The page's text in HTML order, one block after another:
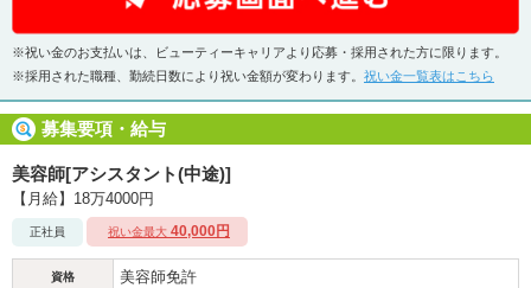
※祝い金のお支払いは、ビューティーキャリアより応募・採用された方に限ります。
※採用された職種、勤続日数により祝い金額が変わります。 祝い金一覧表はこちら
募集要項・給与
美容師[アシスタント(中途)]
【月給】18万4000円
正社員 祝い金最大 40,000円
資格 美容師免許